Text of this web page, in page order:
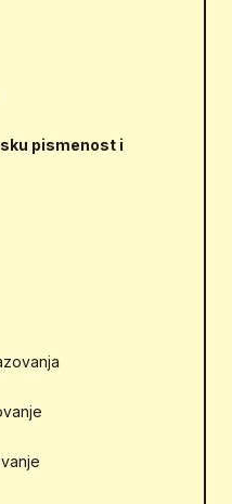
pismenost i